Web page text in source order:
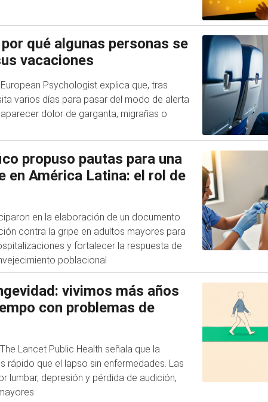
qué algunas personas se
vacaciones
Psychologist explica que, tras
varios días para pasar del modo de alerta
dolor de garganta, migrañas o
propuso pautas para una
en América Latina: el rol de
en la elaboración de un documento
contra la gripe en adultos mayores para
y fortalecer la respuesta de
poblacional
vivimos más años
con problemas de
Lancet Public Health señala que la
rápido que el lapso sin enfermedades. Las
lumbar, depresión y pérdida de audición,